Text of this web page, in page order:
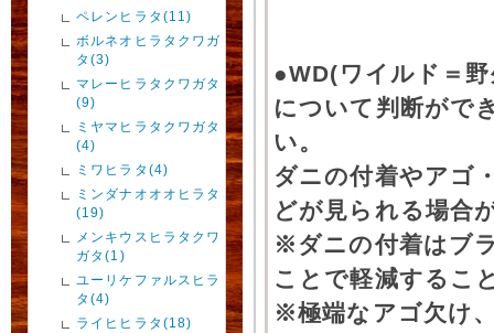
ペレンヒラタ(11)
ボルネオヒラタクワガ
タ(3)
マレーヒラタクワガタ
(9)
ミヤマヒラタクワガタ
(4)
ミワヒラタ(4)
ミンダナオオオヒラタ
(19)
メンキウスヒラタクワ
ガタ(1)
ユーリケファルスヒラ
タ(4)
ライヒヒラタ(18)
●WD(ワイルド＝
について判断がで
い。
ダニの付着やアゴ
どが見られる場合
※ダニの付着はブ
ことで軽減するこ
※極端なアゴ欠け